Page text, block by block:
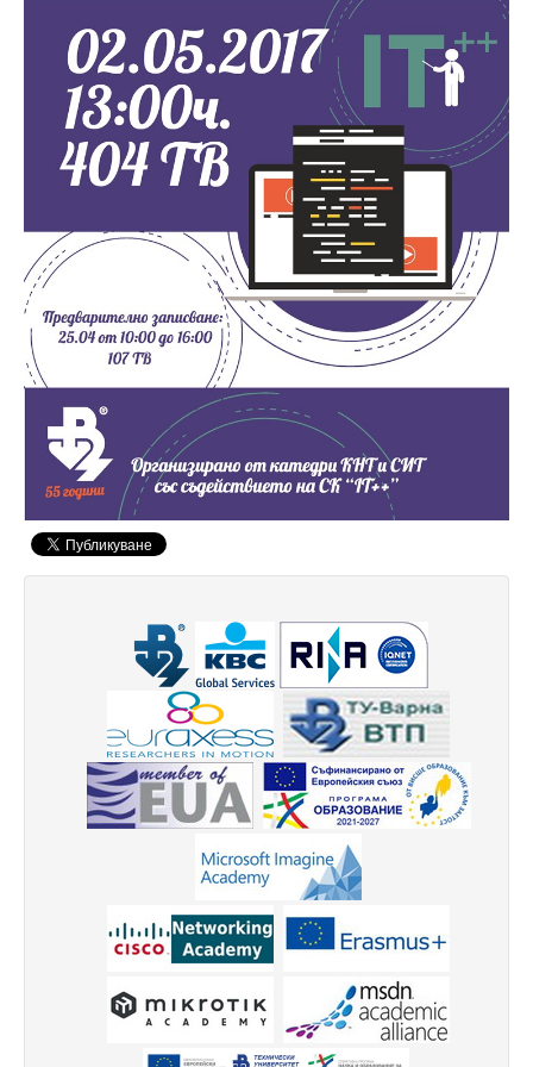
Факултети
Машинно-технологичен факултет
Корабостроителен факултет
Електротехнически факултет
Факултет по изчислителна техника и автоматизация
Добруджански технологичен колеж
Колеж в структурата на ТУ-Варна
Департамент ЕПОС
Научноизследователски институт
Отдели и Центрове
Високотехнологичен парк
Библиотека
Спортен комплекс
Студентски стол
Почивни бази
Сертификати